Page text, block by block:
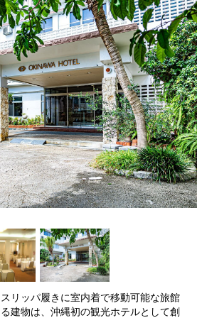
リッパ履きに室内着で移動可能な旅館
建物は、沖縄初の観光ホテルとして創